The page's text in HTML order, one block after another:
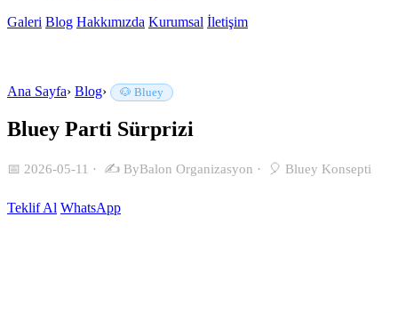
Galeri Blog Hakkımızda Kurumsal İletişim
Ana Sayfa› Blog› 🐶 Bluey
Bluey Parti Sürprizi
📅 2026-05-11 · ✍️ ByBalon Organizasyon · 🎈 Bluey Konsepti
Teklif Al WhatsApp